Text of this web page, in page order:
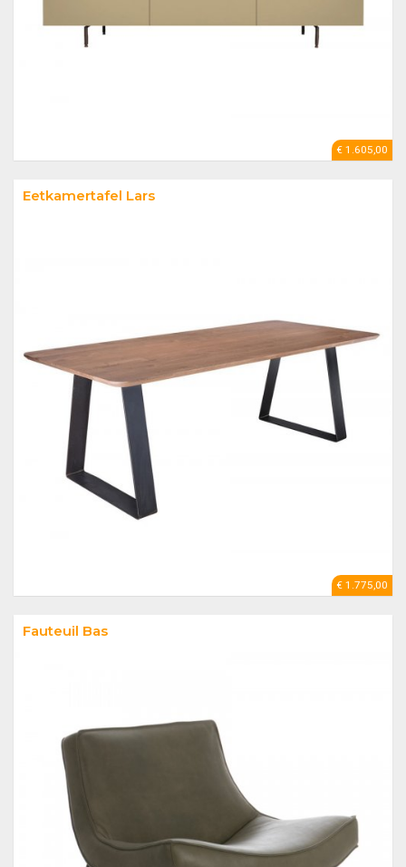
€ 1.605,00
Eetkamertafel Lars
€ 1.775,00
Fauteuil Bas